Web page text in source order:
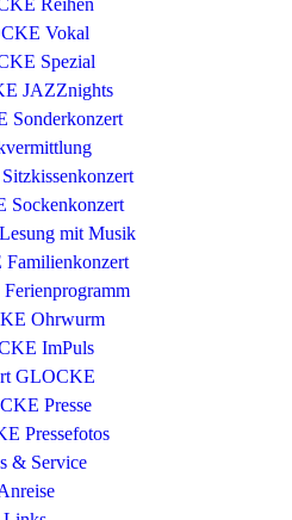
Reihen
Vokal
Spezial
JAZZnights
Sonderkonzert
Sockenkonzert
mit Musik
Ohrwurm
ImPuls
GLOCKE
Presse
Pressefotos
& Service